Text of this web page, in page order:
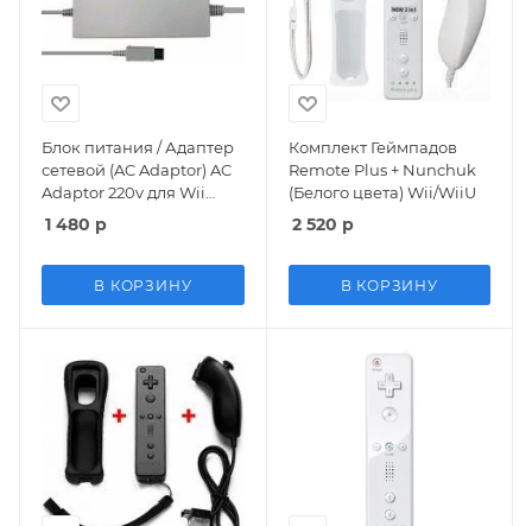
Блок питания / Адаптер
сетевой (AC Adaptor) AC
Adaptor 220v для Wii
(Wii)
1 480 р
В КОРЗИНУ
Комплект Геймпадов
Remote Plus + Nunchuk
(Белого цвета) Wii/WiiU
2 520 р
В КОРЗИНУ